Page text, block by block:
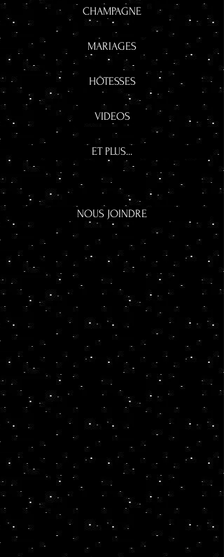
CHAMPAGNE
MARIAGES
HÔTESSES
VIDEOS
ET PLUS...
NOUS JOINDRE